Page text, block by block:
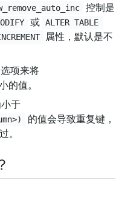
控制是
或 ALTER TABLE
属性，默认是不
选项来将
的值。
于
的值会导致重复键，
。